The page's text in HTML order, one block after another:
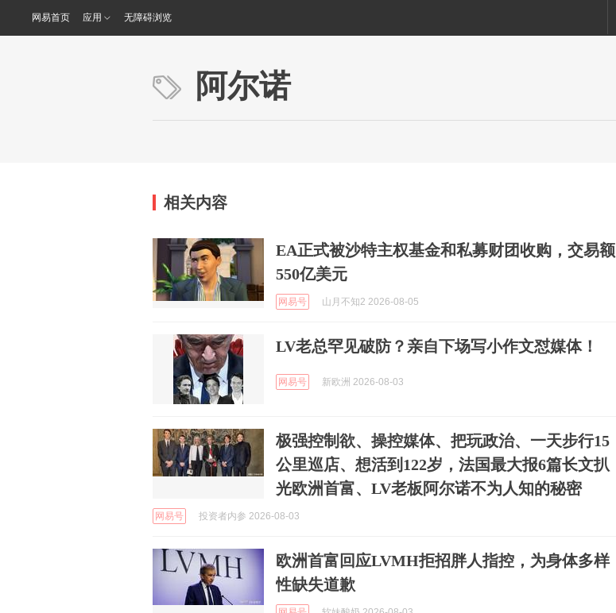
网易首页 应用 无障碍浏览
阿尔诺
相关内容
EA正式被沙特主权基金和私募财团收购，交易额
550亿美元
网易号 山月不知2 2026-08-05
LV老总罕见破防？亲自下场写小作文怼媒体！
网易号 新欧洲 2026-08-03
极强控制欲、操控媒体、把玩政治、一天步行15
公里巡店、想活到122岁，法国最大报6篇长文扒
光欧洲首富、LV老板阿尔诺不为人知的秘密
网易号 投资者内参 2026-08-03
欧洲首富回应LVMH拒招胖人指控，为身体多样
性缺失道歉